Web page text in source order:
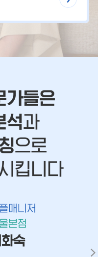
가들은
석과
으로
킵니다
매니저
본점
숙